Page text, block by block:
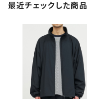
最近チェックした商品